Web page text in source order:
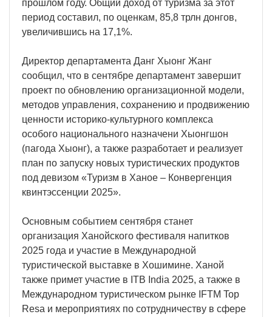
прошлом году. Общий доход от туризма за этот
период составил, по оценкам, 85,8 трлн донгов,
увеличившись на 17,1%.
Директор департамента Данг Хыонг Жанг
сообщил, что в сентябре департамент завершит
проект по обновлению организационной модели,
методов управления, сохранению и продвижению
ценности историко-культурного комплекса
особого национального назначени Хыонгшон
(пагода Хыонг), а также разработает и реализует
план по запуску новых туристических продуктов
под девизом «Туризм в Ханое – Конвергенция
квинтэссенции 2025».
Основным событием сентября станет
организация Ханойского фестиваля напитков
2025 года и участие в Международной
туристической выставке в Хошимине. Ханой
также примет участие в ITB India 2025, а также в
Международном туристическом рынке IFTM Top
Resa и мероприятиях по сотрудничеству в сфере